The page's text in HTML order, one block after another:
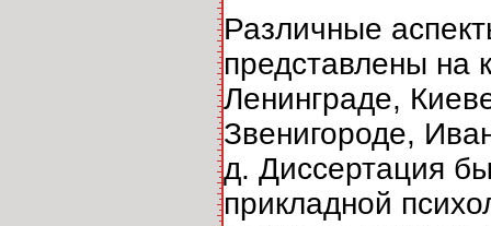
Различные
представлены на
Ленинграде,
Звенигороде,
д. Диссертация
прикладной